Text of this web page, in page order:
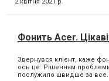
Фонить Acer. Цікаві
Звернувся клієнт, каже
ось це: Рішенням
послужило швидше за